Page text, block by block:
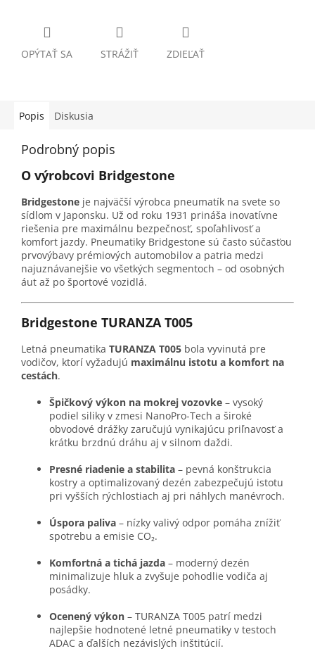
OPÝTAŤ SA STRÁŽIŤ ZDIEĽAŤ
Popis Diskusia
Podrobný popis
O výrobcovi Bridgestone
Bridgestone je najväčší výrobca pneumatík na svete so
sídlom v Japonsku. Už od roku 1931 prináša inovatívne
riešenia pre maximálnu bezpečnosť, spoľahlivosť a
komfort jazdy. Pneumatiky Bridgestone sú často súčasťou
prvovýbavy prémiových automobilov a patria medzi
najuznávanejšie vo všetkých segmentoch – od osobných
áut až po športové vozidlá.
Bridgestone TURANZA T005
Letná pneumatika TURANZA T005 bola vyvinutá pre
vodičov, ktorí vyžadujú maximálnu istotu a komfort na
cestách.
Špičkový výkon na mokrej vozovke – vysoký
podiel siliky v zmesi NanoPro-Tech a široké
obvodové drážky zaručujú vynikajúcu priľnavosť a
krátku brzdnú dráhu aj v silnom daždi.
Presné riadenie a stabilita – pevná konštrukcia
kostry a optimalizovaný dezén zabezpečujú istotu
pri vyšších rýchlostiach aj pri náhlych manévroch.
Úspora paliva – nízky valivý odpor pomáha znížiť
spotrebu a emisie CO₂.
Komfortná a tichá jazda – moderný dezén
minimalizuje hluk a zvyšuje pohodlie vodiča aj
posádky.
Ocenený výkon – TURANZA T005 patrí medzi
najlepšie hodnotené letné pneumatiky v testoch
ADAC a ďalších nezávislých inštitúcií.